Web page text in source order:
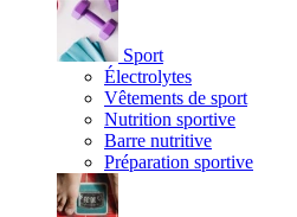
Sport
Électrolytes
Vêtements de sport
Nutrition sportive
Barre nutritive
Préparation sportive